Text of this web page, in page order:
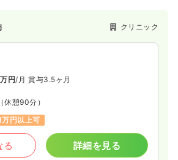
クリニック
万円/月 賞与3.5ヶ月
（休憩90分）
万円以上可
る 詳細を見る